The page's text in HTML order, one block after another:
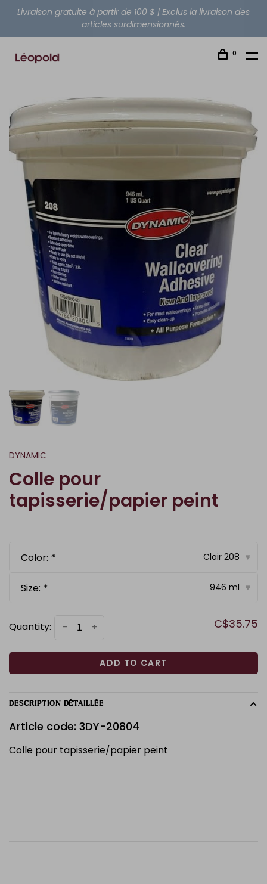
Livraison gratuite à partir de 100 $ | Exclus la livraison des
articles surdimensionnés.
0
DYNAMIC
Colle pour
tapisserie/papier peint
Color: * Clair 208 ▾
Size: * 946 ml ▾
Quantity: +
- C$35.75
ADD TO CART
DESCRIPTION DÉTAILLÉE
Article code: 3DY-20804
Colle pour tapisserie/papier peint